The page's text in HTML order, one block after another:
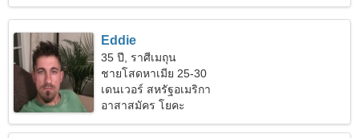
Eddie
35 ปี, ราศีเมถุน
ชายโสดหาเมีย 25-30
เดนเวอร์ สหรัฐอเมริกา
อาสาสมัคร โยคะ